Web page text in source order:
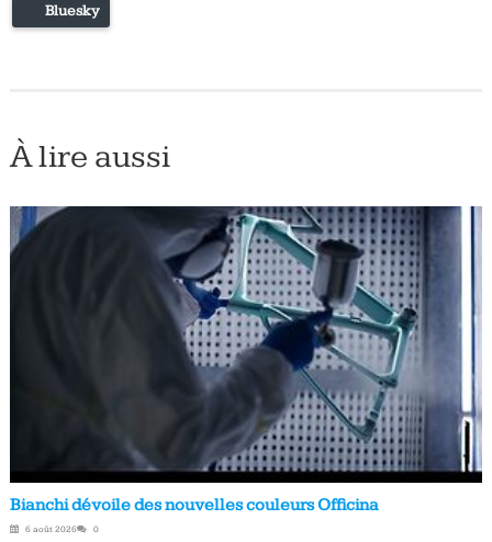
Bluesky
À lire aussi
Bianchi dévoile des nouvelles couleurs Officina
6 août 2026 0